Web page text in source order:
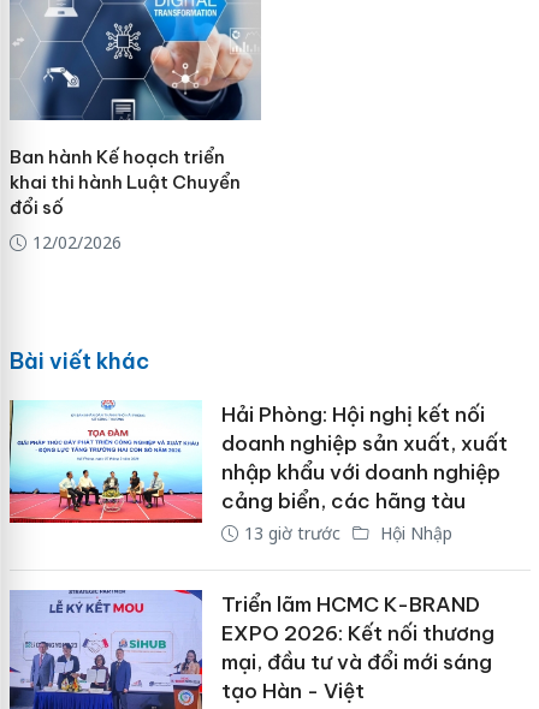
Ban hành Kế hoạch triển
khai thi hành Luật Chuyển
đổi số
12/02/2026
Bài viết khác
Hải Phòng: Hội nghị kết nối
doanh nghiệp sản xuất, xuất
nhập khẩu với doanh nghiệp
cảng biển, các hãng tàu
13 giờ trước Hội Nhập
Triển lãm HCMC K-BRAND
EXPO 2026: Kết nối thương
mại, đầu tư và đổi mới sáng
tạo Hàn - Việt